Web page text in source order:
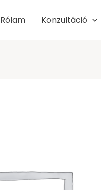
Rólam Konzultáció